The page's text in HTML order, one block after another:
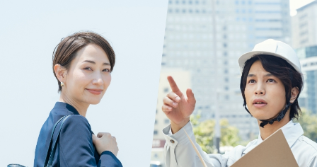
働き⽅を知る
お知らせ
募集要項
キャリア採用情報